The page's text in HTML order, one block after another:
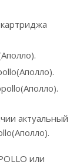
актуальный
или